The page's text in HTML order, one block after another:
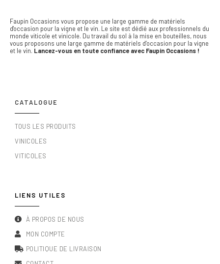
Faupin Occasions vous propose une large gamme de matériels
d'occasion pour la vigne et le vin. Le site est dédié aux professionnels du
monde viticole et vinicole. Du travail du sol à la mise en bouteilles, nous
vous proposons une large gamme de matériels d’occasion pour la vigne
et le vin. Lancez-vous en toute confiance avec Faupin Occasions !
CATALOGUE
TOUS LES PRODUITS
VINICOLES
VITICOLES
LIENS UTILES
À PROPOS DE NOUS
MON COMPTE
POLITIQUE DE LIVRAISON